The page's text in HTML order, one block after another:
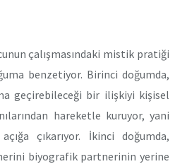
çalışmasındaki mistik pratiği
benzetiyor. Birinci doğumda,
geçirebileceği bir ilişkiyi kişisel
hareketle kuruyor, yani
çıkarıyor. İkinci doğumda,
biyografik partnerinin yerine